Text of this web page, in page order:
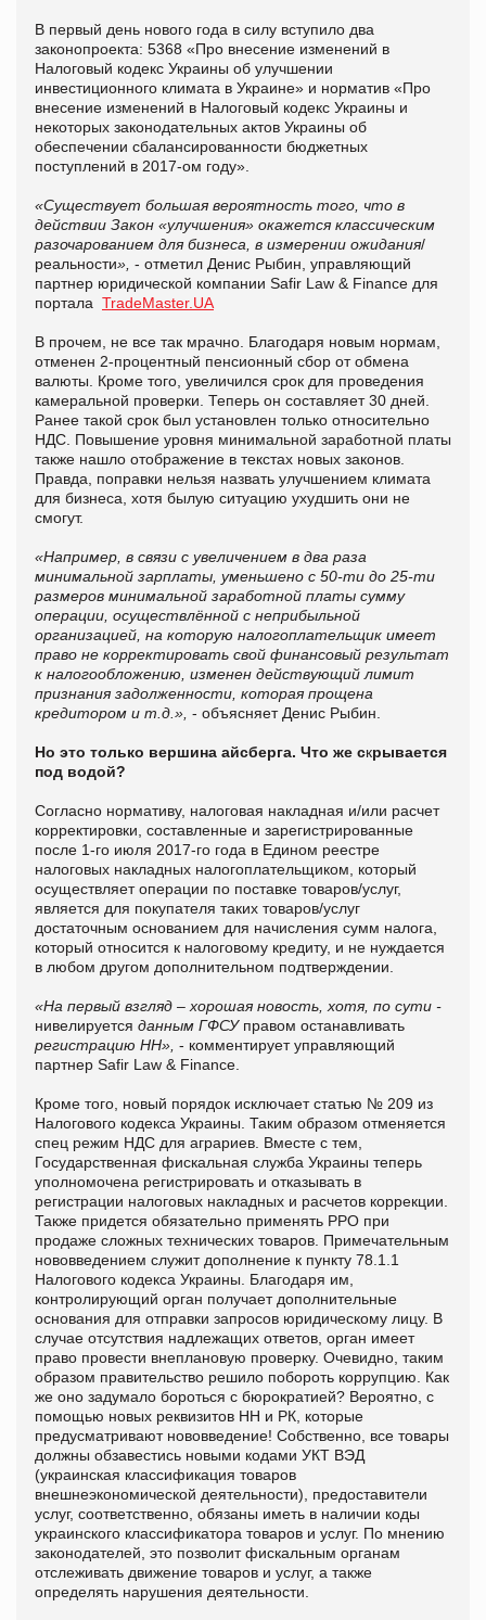
В первый день нового года в силу вступило два
законопроекта: 5368 «Про внесение изменений в
Налоговый кодекс Украины об улучшении
инвестиционного климата в Украине» и норматив «Про
внесение изменений в Налоговый кодекс Украины и
некоторых законодательных актов Украины об
обеспечении сбалансированности бюджетных
поступлений в 2017-ом году».
«Существует большая вероятность того, что в
действии Закон «улучшения» окажется классическим
разочарованием для бизнеса, в измерении ожидания/
реальности», - отметил Денис Рыбин, управляющий
партнер юридической компании Safir Law & Finance для
портала TradeMaster.UA
В прочем, не все так мрачно. Благодаря новым нормам,
отменен 2-процентный пенсионный сбор от обмена
валюты. Кроме того, увеличился срок для проведения
камеральной проверки. Теперь он составляет 30 дней.
Ранее такой срок был установлен только относительно
НДС. Повышение уровня минимальной заработной платы
также нашло отображение в текстах новых законов.
Правда, поправки нельзя назвать улучшением климата
для бизнеса, хотя былую ситуацию ухудшить они не
смогут.
«Например, в связи с увеличением в два раза
минимальной зарплаты, уменьшено с 50-ти до 25-ти
размеров минимальной заработной платы сумму
операции, осуществлённой с неприбыльной
организацией, на которую налогоплательщик имеет
право не корректировать свой финансовый результат
к налогообложению, изменен действующий лимит
признания задолженности, которая прощена
кредитором и т.д.», - объясняет Денис Рыбин.
Но это только вершина айсберга. Что же скрывается
под водой?
Согласно нормативу, налоговая накладная и/или расчет
корректировки, составленные и зарегистрированные
после 1-го июля 2017-го года в Едином реестре
налоговых накладных налогоплательщиком, который
осуществляет операции по поставке товаров/услуг,
является для покупателя таких товаров/услуг
достаточным основанием для начисления сумм налога,
который относится к налоговому кредиту, и не нуждается
в любом другом дополнительном подтверждении.
«На первый взгляд – хорошая новость, хотя, по сути -
нивелируется данным ГФСУ правом останавливать
регистрацию НН», - комментирует управляющий
партнер Safir Law & Finance.
Кроме того, новый порядок исключает статью № 209 из
Налогового кодекса Украины. Таким образом отменяется
спец режим НДС для аграриев. Вместе с тем,
Государственная фискальная служба Украины теперь
уполномочена регистрировать и отказывать в
регистрации налоговых накладных и расчетов коррекции.
Также придется обязательно применять РРО при
продаже сложных технических товаров. Примечательным
нововведением служит дополнение к пункту 78.1.1
Налогового кодекса Украины. Благодаря им,
контролирующий орган получает дополнительные
основания для отправки запросов юридическому лицу. В
случае отсутствия надлежащих ответов, орган имеет
право провести внеплановую проверку. Очевидно, таким
образом правительство решило побороть коррупцию. Как
же оно задумало бороться с бюрократией? Вероятно, с
помощью новых реквизитов НН и РК, которые
предусматривают нововведение! Собственно, все товары
должны обзавестись новыми кодами УКТ ВЭД
(украинская классификация товаров
внешнеэкономической деятельности), предоставители
услуг, соответственно, обязаны иметь в наличии коды
украинского классификатора товаров и услуг. По мнению
законодателей, это позволит фискальным органам
отслеживать движение товаров и услуг, а также
определять нарушения деятельности.